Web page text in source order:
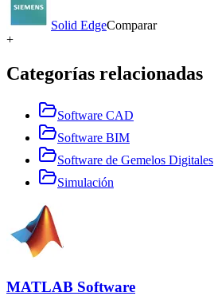
Solid EdgeComparar
+
Categorías relacionadas
Software CAD
Software BIM
Software de Gemelos Digitales
Simulación
MATLAB Software